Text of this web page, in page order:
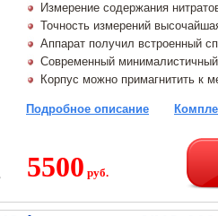
Измерение содержания
Точность измерений
Аппарат получил встроенный
Современный
Корпус можно примагнитить к
Подробное описание
5500 руб.